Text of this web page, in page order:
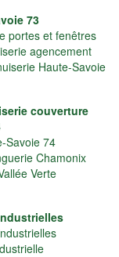
73
portes et fenêtres
agencement
Haute-Savoie
couverture
Savoie 74
Chamonix
Verte